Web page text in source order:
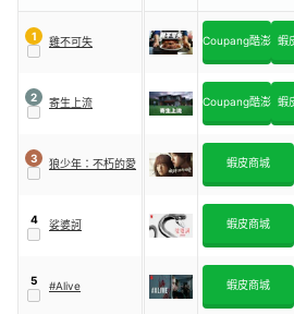
1 雞不可失 Coupang酷澎 蝦
2 寄生上流 Coupang酷澎 蝦
3 狼少年：不朽的愛 蝦皮商城
4 娑婆訶 蝦皮商城
5 #Alive 蝦皮商城